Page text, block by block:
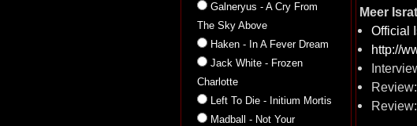
Galneryus - A Cry From
The Sky Above
Haken - In A Fever Dream
Jack White - Frozen
Charlotte
Left To Die - Initium Mortis
Madball - Not Your
Meer
Official
http://
Review:
Review: